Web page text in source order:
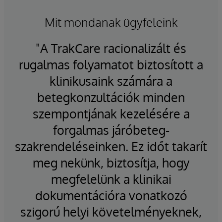
túlmenően is szeretnének alkalmazásokat és
innovációt létrehozni, kiterjeszthetik az
InterSystems IRIS for Health licencüket.
Mit mondanak ügyfeleink
"A TrakCare racionalizált és
rugalmas folyamatot biztosított a
klinikusaink számára a
betegkonzultációk minden
szempontjának kezelésére a
forgalmas járóbeteg-
szakrendeléseinken. Ez időt takarít
meg nekünk, biztosítja, hogy
megfelelünk a klinikai
dokumentációra vonatkozó
szigorú helyi követelményeknek,